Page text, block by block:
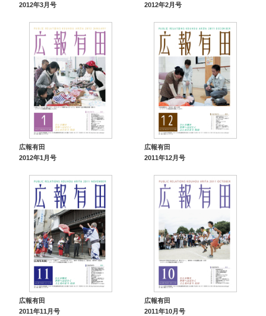
2012年3月号
2012年2月号
広報有田
2012年1月号
広報有田
2011年12月号
広報有田
2011年11月号
広報有田
2011年10月号